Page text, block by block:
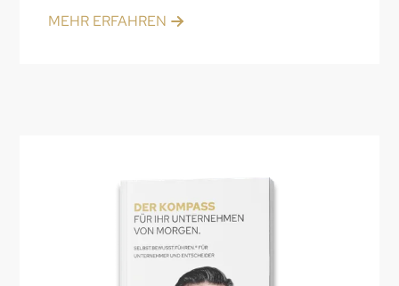
MEHR ERFAHREN